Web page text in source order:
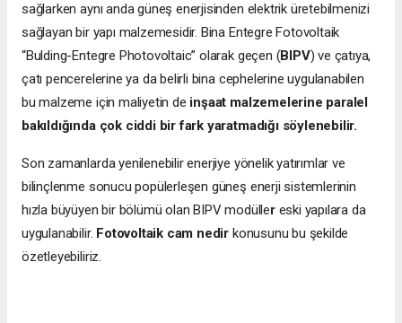
sağlarken aynı anda güneş enerjisinden elektrik üretebilmenizi
sağlayan bir yapı malzemesidir. Bina Entegre Fotovoltaik
“Bulding-Entegre Photovoltaic” olarak geçen (BIPV) ve çatıya,
çatı pencerelerine ya da belirli bina cephelerine uygulanabilen
bu malzeme için maliyetin de inşaat malzemelerine paralel
bakıldığında çok ciddi bir fark yaratmadığı söylenebilir.
Son zamanlarda yenilenebilir enerjiye yönelik yatırımlar ve
bilinçlenme sonucu popülerleşen güneş enerji sistemlerinin
hızla büyüyen bir bölümü olan BIPV modüller eski yapılara da
uygulanabilir. Fotovoltaik cam nedir konusunu bu şekilde
özetleyebiliriz.